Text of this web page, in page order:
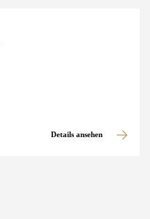
Details ansehen